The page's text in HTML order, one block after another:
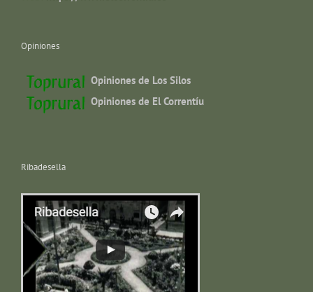
Opiniones
Opiniones de Los Silos
Opiniones de El Correntíu
Ribadesella